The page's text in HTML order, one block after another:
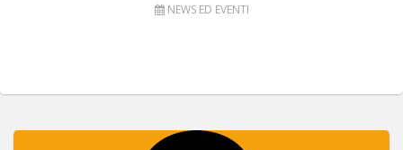
NEWS ED EVENTI